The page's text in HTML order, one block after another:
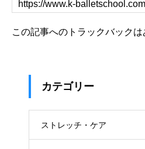
この記事へのトラックバックは
カテゴリー
ストレッチ・ケア